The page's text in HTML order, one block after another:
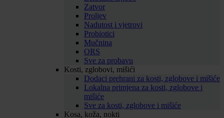
Zatvor
Proljev
Nadutost i vjetrovi
Probiotici
Mučnina
ORS
Sve za probavu
Kosti, zglobovi, mišići
Dodaci prehrani za kosti, zglobove i mišiće
Lokalna primjena za kosti, zglobove i
mišiće
Sve za kosti, zglobove i mišiće
Kosa, koža, nokti